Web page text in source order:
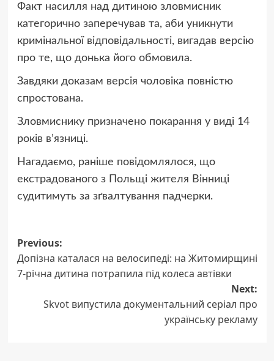
Факт насилля над дитиною зловмисник
категорично заперечував та, аби уникнути
кримінальної відповідальності, вигадав версію
про те, що донька його обмовила.
Завдяки доказам версія чоловіка повністю
спростована.
Зловмиснику призначено покарання у виді 14
років вʼязниці.
Нагадаємо, раніше повідомлялося, що
екстрадованого з Польщі жителя Вінниці
судитимуть за зґвалтування падчерки.
Post
navigation
Previous:
Допізна каталася на велосипеді: на Житомирщині
7-річна дитина потрапила під колеса автівки
Next:
Skvot випустила документальний серіал про
українську рекламу